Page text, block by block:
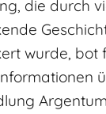
die durch
wurde, bot